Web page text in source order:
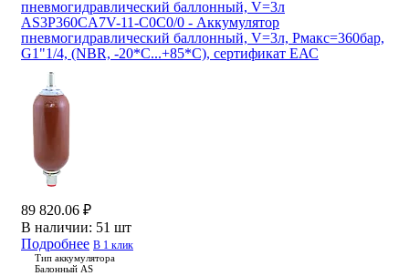
пневмогидравлический баллонный, V=3л
AS3P360CA7V-11-C0C0/0 - Аккумулятор
пневмогидравлический баллонный, V=3л, Рмакс=360бар,
G1"1/4, (NBR, -20*С...+85*С), сертификат ЕАС
89 820.06 ₽
В наличии: 51 шт
Подробнее В 1 клик
Тип аккумулятора
Балонный AS